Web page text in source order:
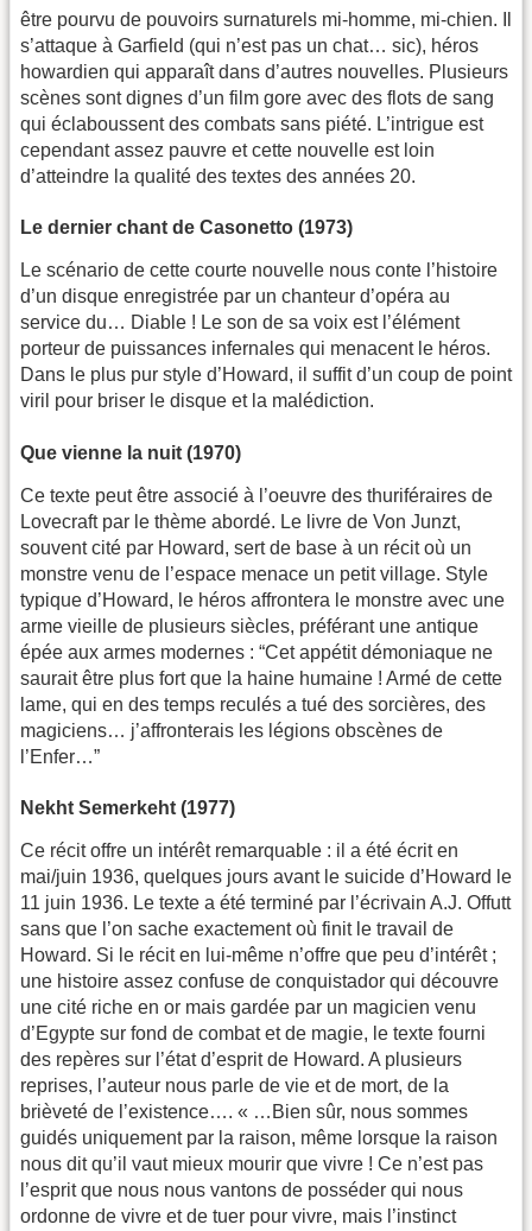
être pourvu de pouvoirs surnaturels mi-homme, mi-chien. Il
s’attaque à Garfield (qui n’est pas un chat… sic), héros
howardien qui apparaît dans d’autres nouvelles. Plusieurs
scènes sont dignes d’un film gore avec des flots de sang
qui éclaboussent des combats sans piété. L’intrigue est
cependant assez pauvre et cette nouvelle est loin
d’atteindre la qualité des textes des années 20.
Le dernier chant de Casonetto (1973)
Le scénario de cette courte nouvelle nous conte l’histoire
d’un disque enregistrée par un chanteur d’opéra au
service du… Diable ! Le son de sa voix est l’élément
porteur de puissances infernales qui menacent le héros.
Dans le plus pur style d’Howard, il suffit d’un coup de point
viril pour briser le disque et la malédiction.
Que vienne la nuit (1970)
Ce texte peut être associé à l’oeuvre des thuriféraires de
Lovecraft par le thème abordé. Le livre de Von Junzt,
souvent cité par Howard, sert de base à un récit où un
monstre venu de l’espace menace un petit village. Style
typique d’Howard, le héros affrontera le monstre avec une
arme vieille de plusieurs siècles, préférant une antique
épée aux armes modernes : “Cet appétit démoniaque ne
saurait être plus fort que la haine humaine ! Armé de cette
lame, qui en des temps reculés a tué des sorcières, des
magiciens… j’affronterais les légions obscènes de
l’Enfer…”
Nekht Semerkeht (1977)
Ce récit offre un intérêt remarquable : il a été écrit en
mai/juin 1936, quelques jours avant le suicide d’Howard le
11 juin 1936. Le texte a été terminé par l’écrivain A.J. Offutt
sans que l’on sache exactement où finit le travail de
Howard. Si le récit en lui-même n’offre que peu d’intérêt ;
une histoire assez confuse de conquistador qui découvre
une cité riche en or mais gardée par un magicien venu
d’Egypte sur fond de combat et de magie, le texte fourni
des repères sur l’état d’esprit de Howard. A plusieurs
reprises, l’auteur nous parle de vie et de mort, de la
brièveté de l’existence…. « …Bien sûr, nous sommes
guidés uniquement par la raison, même lorsque la raison
nous dit qu’il vaut mieux mourir que vivre ! Ce n’est pas
l’esprit que nous nous vantons de posséder qui nous
ordonne de vivre et de tuer pour vivre, mais l’instinct